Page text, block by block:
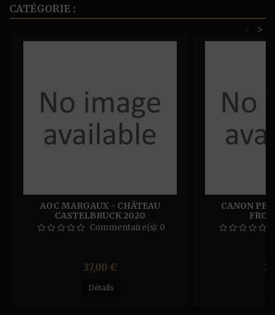
CATÉGORIE :
>
AOC MARGAUX - CHÂTEAU
CASTELBRUCK 2020
Commentaire(s): 0
Prix
37,00 €
Détails
CANON